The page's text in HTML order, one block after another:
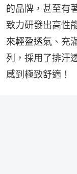
的品牌，甚至有
致力研發出高性
來輕盈透氣、充
列，採用了排汗
感到極致舒適！